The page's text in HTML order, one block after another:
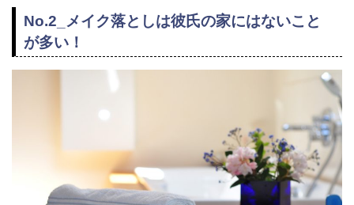
No.2_メイク落としは彼氏の家にはないこと
が多い！